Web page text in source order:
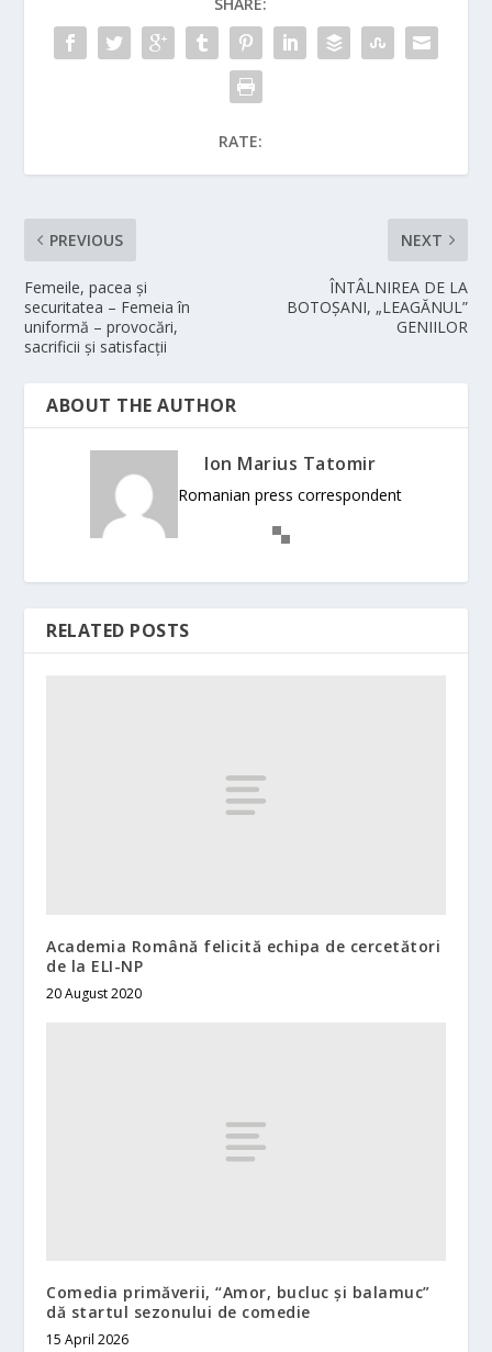
RATE:
PREVIOUS
Femeile, pacea și
securitatea – Femeia în
uniformă – provocări,
sacrificii și satisfacții
NEXT
ÎNTÂLNIREA DE LA
BOTOȘANI, „LEAGĂNUL”
GENIILOR
ABOUT THE AUTHOR
Ion Marius Tatomir
Romanian press correspondent
RELATED POSTS
Academia Română felicită echipa de cercetători
de la ELI-NP
20 August 2020
Comedia primăverii, “Amor, bucluc și balamuc”
dă startul sezonului de comedie
15 April 2026